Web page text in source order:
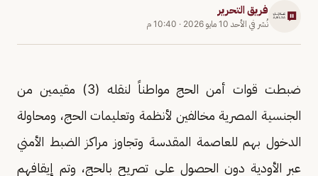
فريق التحرير
نُشر في الأحد 10 مايو 2026 · 10:40 م
ضبطت قوات أمن الحج مواطناً لنقله (3) مقيمين من
الجنسية المصرية مخالفين لأنظمة وتعليمات الحج، ومحاولة
الدخول بهم للعاصمة المقدسة وتجاوز مراكز الضبط الأمني
عبر الأودية دون الحصول على تصريح بالحج، وتم إيقافهم